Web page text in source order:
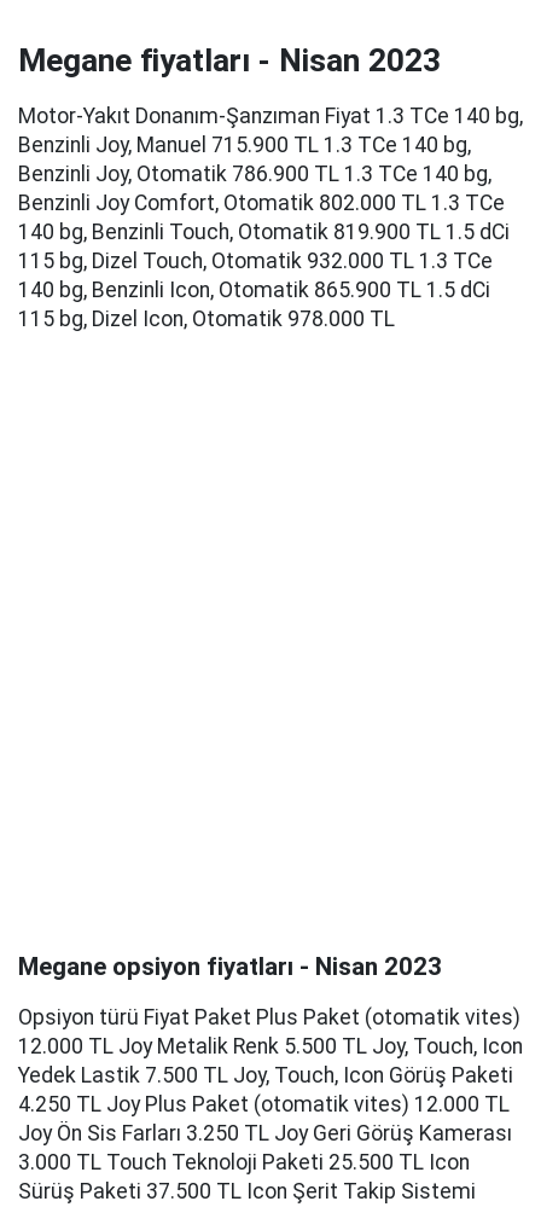
Megane fiyatları - Nisan 2023
Motor-Yakıt Donanım-Şanzıman Fiyat 1.3 TCe 140 bg,
Benzinli Joy, Manuel 715.900 TL 1.3 TCe 140 bg,
Benzinli Joy, Otomatik 786.900 TL 1.3 TCe 140 bg,
Benzinli Joy Comfort, Otomatik 802.000 TL 1.3 TCe
140 bg, Benzinli Touch, Otomatik 819.900 TL 1.5 dCi
115 bg, Dizel Touch, Otomatik 932.000 TL 1.3 TCe
140 bg, Benzinli Icon, Otomatik 865.900 TL 1.5 dCi
115 bg, Dizel Icon, Otomatik 978.000 TL
Megane opsiyon fiyatları - Nisan 2023
Opsiyon türü Fiyat Paket Plus Paket (otomatik vites)
12.000 TL Joy Metalik Renk 5.500 TL Joy, Touch, Icon
Yedek Lastik 7.500 TL Joy, Touch, Icon Görüş Paketi
4.250 TL Joy Plus Paket (otomatik vites) 12.000 TL
Joy Ön Sis Farları 3.250 TL Joy Geri Görüş Kamerası
3.000 TL Touch Teknoloji Paketi 25.500 TL Icon
Sürüş Paketi 37.500 TL Icon Şerit Takip Sistemi